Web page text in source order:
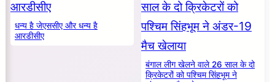
धन्य है जेएससीए और धन्य है
आरडीसीए
बंगाल लीग खेलने वाले 26 साल के दो
क्रिकेटरों को पश्चिम सिंहभूम ने